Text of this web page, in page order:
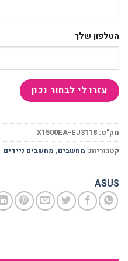
הטלפון שלך
מק"ט:X1500EA-EJ3118
קטגוריות:מחשבים,מחשבים ניידים
ASUS